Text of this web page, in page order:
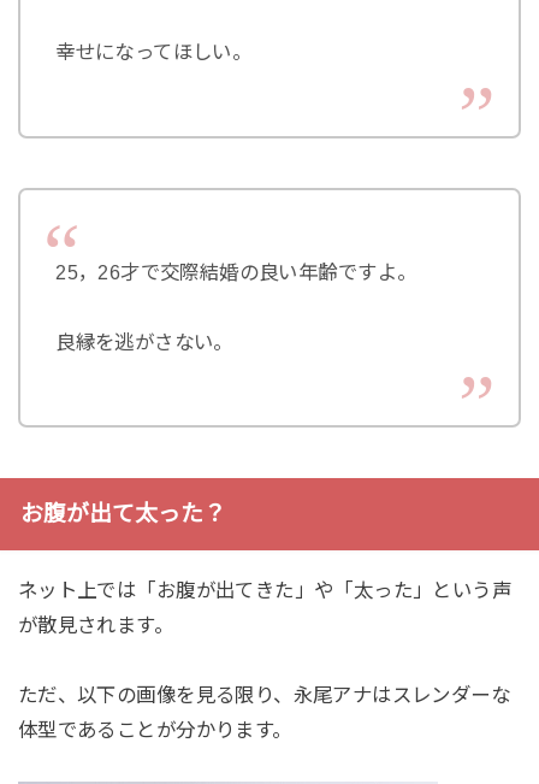
幸せになってほしい。
25，26才で交際結婚の良い年齢ですよ。
良縁を逃がさない。
お腹が出て太った？
ネット上では「お腹が出てきた」や「太った」という声
が散見されます。
ただ、以下の画像を見る限り、永尾アナはスレンダーな
体型であることが分かります。